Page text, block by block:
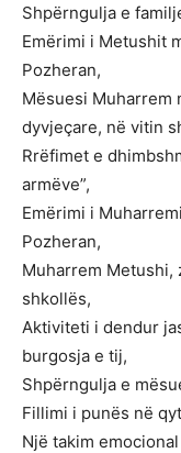
Shpërngulja e
Emërimi i Metushit
Pozheran,
Mësuesi Muharrem
dyvjeçare, në vitin
Rrëfimet e
armëve”,
Emërimi i
Pozheran,
Muharrem
shkollës,
Aktiviteti i dendur
burgosja e tij,
Shpërngulja e
Fillimi i punës në
Një takim